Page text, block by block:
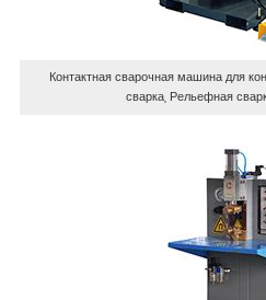
Контактная сварочная машина для
сварка, Рельефная